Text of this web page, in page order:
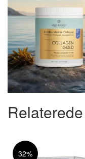
32%